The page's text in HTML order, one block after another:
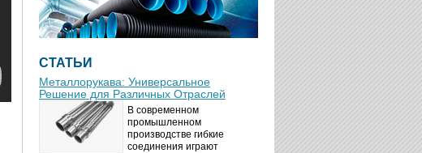
СТАТЬИ
Металлорукава: Универсальное
Решение для Различных Отраслей
В современном
промышленном
производстве гибкие
соединения играют